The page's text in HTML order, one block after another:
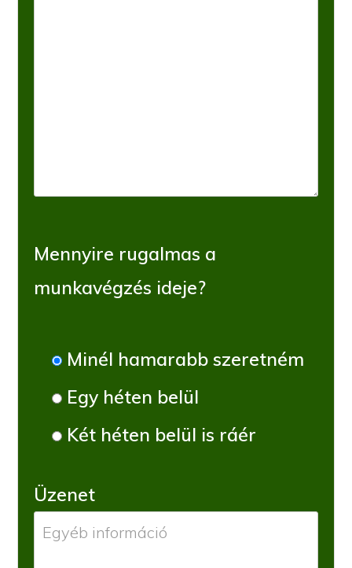
Mennyire rugalmas a
munkavégzés ideje?
Minél hamarabb szeretném
Egy héten belül
Két héten belül is ráér
Üzenet